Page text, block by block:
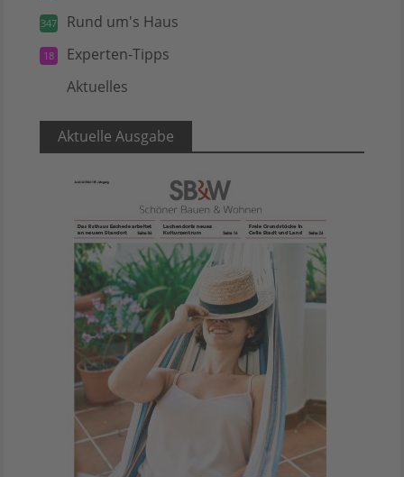
347 Rund um's Haus
18 Experten-Tipps
Aktuelles
Aktuelle Ausgabe